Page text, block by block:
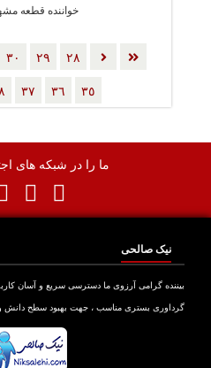
خواننده قطعه
٢٨ ٢٩ ٣٠
٣٥ ٣٦ ٣٧
ما را در شبکه های
نیک صالحی
بیننده گرامی آرزوی ما دسترسی سریع و آسان
گرداوری بستری مناسب ، جهت بهبود سطح دانش